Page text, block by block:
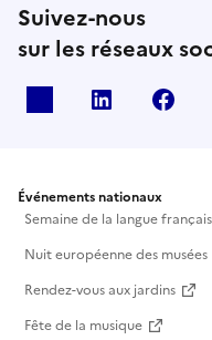
Suivez-nous
sur les réseaux
Linkedin
Événements nationaux
Semaine de la langue
Nuit européenne des musées
Rendez-vous aux jardins
Fête de la musique